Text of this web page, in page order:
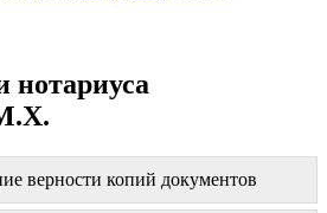
нотариуса
верности копий документов